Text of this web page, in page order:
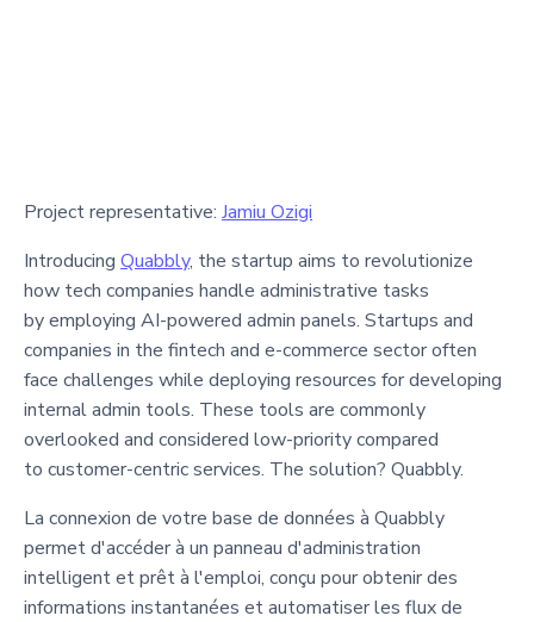
Project representative: Jamiu Ozigi
Introducing Quabbly, the startup aims to revolutionize
how tech companies handle administrative tasks
by employing AI-powered admin panels. Startups and
companies in the fintech and e-commerce sector often
face challenges while deploying resources for developing
internal admin tools. These tools are commonly
overlooked and considered low-priority compared
to customer-centric services. The solution? Quabbly.
La connexion de votre base de données à Quabbly
permet d'accéder à un panneau d'administration
intelligent et prêt à l'emploi, conçu pour obtenir des
informations instantanées et automatiser les flux de